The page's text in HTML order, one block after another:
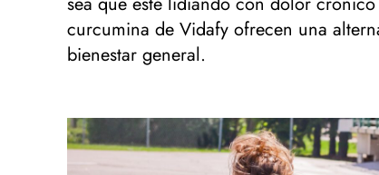
curcumina de Vidafy ofrecen una
bienestar general.